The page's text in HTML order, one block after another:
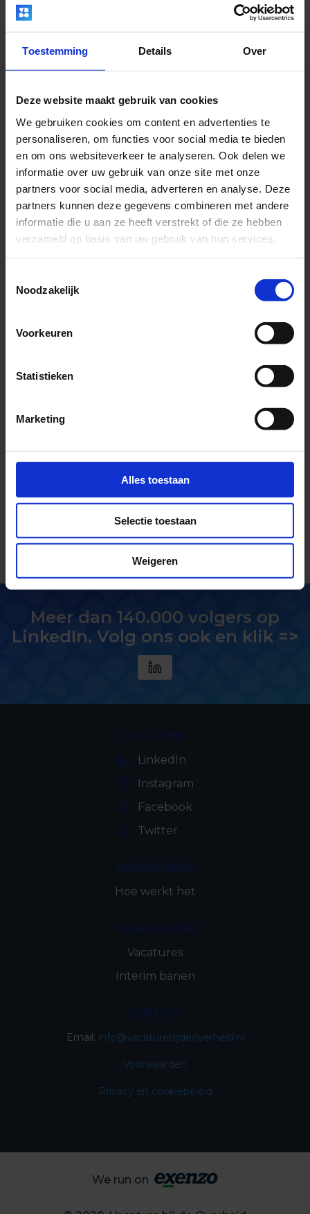
Toestemming Details Over
Deze website maakt gebruik van cookies
We gebruiken cookies om content en advertenties te
personaliseren, om functies voor social media te bieden
en om ons websiteverkeer te analyseren. Ook delen we
informatie over uw gebruik van onze site met onze
partners voor social media, adverteren en analyse. Deze
partners kunnen deze gegevens combineren met andere
informatie die u aan ze heeft verstrekt of die ze hebben
verzameld op basis van uw gebruik van hun services.
Noodzakelijk
Voorkeuren
Statistieken
Marketing
Alles toestaan
Selectie toestaan
Weigeren
verbinding tussen het achterland en de stad. We
verbinden de Hoeksche Waard met Rotterdam en de
Drechtsteden met de havens.
Wilt u meer informatie? Bekijk dan de eigen website van
Vacatures
Bekijk voor alle openstaande vacatures
op:werkenbijbarendrecht
Stadhuis
Binnenhof 1, Barendrecht, Netherlands
Meer dan 140.000 volgers op
LinkedIn. Volg ons ook en klik =>
VOLG ONS
LinkedIn
Instagram
Facebook
Twitter
WERKGEVERS
Hoe werkt het
KANDIDATEN
Vacatures
Interim banen
CONTACT
Email: info@vacaturebijdeoverheid.nl
Voorwaarden
Privacy en cookiebeleid
We run on